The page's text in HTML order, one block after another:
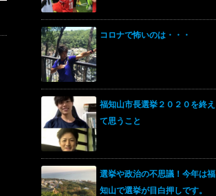
コロナで怖いのは・・・
福知山市長選挙２０２０を終え
て思うこと
選挙や政治の不思議！今年は福
知山で選挙が目白押しです。